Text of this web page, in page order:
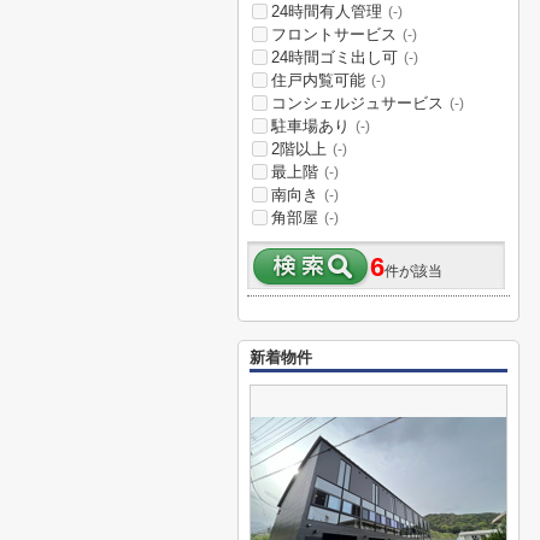
24時間有人管理 (-)
フロントサービス (-)
24時間ゴミ出し可 (-)
住戸内覧可能 (-)
コンシェルジュサービス (-)
駐車場あり (-)
2階以上 (-)
最上階 (-)
南向き (-)
角部屋 (-)
6件が該当
新着物件